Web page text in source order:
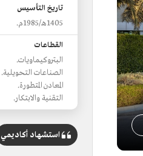
تاريخ التأسيس
1405هـ/1985م.
القطاعات
البتروكيماويات.
الصناعات التحويلية.
المعادن المتطورة.
التقنية والابتكار.
استشهاد أكاديمي